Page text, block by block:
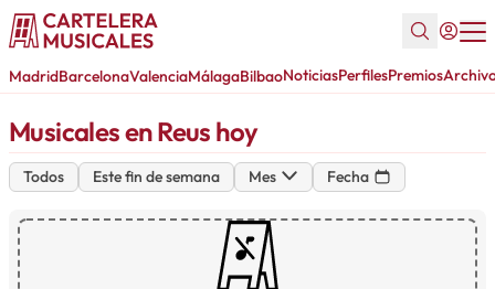
MadridBarcelonaValenciaMálagaBilbaoNoticiasPerfilesPremios
Musicales en Reus hoy
Todos Este fin de semana Mes Fecha